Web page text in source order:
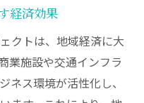
を選ぶ方法
資判断
ク管理
経済効果
クトは、地域経済に大
業施設や交通インフラ
ネス環境が活性化し、